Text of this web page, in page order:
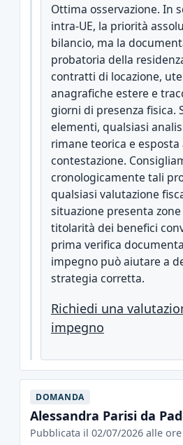
Ottima osservazione. In
intra-UE, la priorità
bilancio, ma la
probatoria della
contratti di locazione,
anagrafiche estere e
giorni di presenza fisica.
elementi, qualsiasi
rimane teorica e esposta
contestazione.
cronologicamente tali
qualsiasi valutazione
situazione presenta
titolarità dei benefici
prima verifica
impegno può aiutare a
strategia corretta.
Richiedi una
impegno
DOMANDA
Alessandra Parisi da
Pubblicata il 02/07/2026 alle